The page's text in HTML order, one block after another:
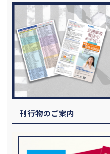
刊行物のご案内